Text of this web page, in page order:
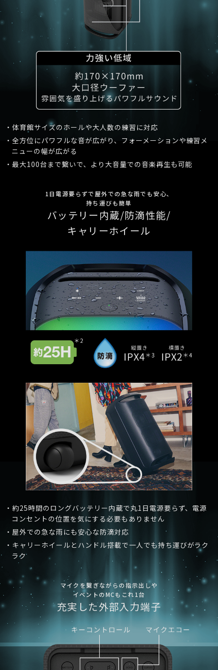
・体育館サイズのホールや大人数の練習に対応
・全方位にパワフルな音が広がり、フォーメーションや練習メ
ニューの幅が広がる
・最大100台まで繋いで、より大音量での音楽再生も可能
1日電源要らずで屋外での急な雨でも安心、
持ち運びも簡単
バッテリー内蔵/防滴性能/
キャリーホイール
・約25時間のロングバッテリー内蔵で丸1日電源要らず、 電源
コンセントの位置を気にする必要もありません
・屋外での急な雨にも安心な防滴対応
・キャリーホイールとハンドル搭載で一人でも持ち運びがラク
ラク
マイクを繋ぎながらの指示出しや
イベントのMCもこれ1台
充実した外部入力端子